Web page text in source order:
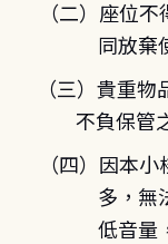
（二）座位
同放棄
（三）貴重
不負保管
（四）因本
多，無
低音量